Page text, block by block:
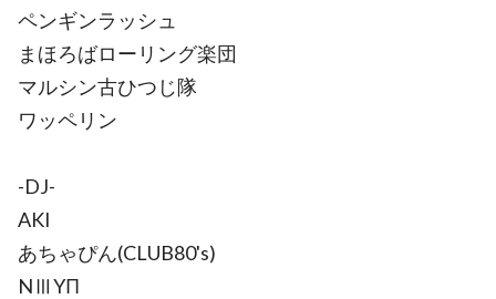
ペンギンラッシュ
まほろばローリング楽団
マルシン古ひつじ隊
ワッペリン
-DJ-
AKI
あちゃぴん(CLUB80's)
NⅢYΠ